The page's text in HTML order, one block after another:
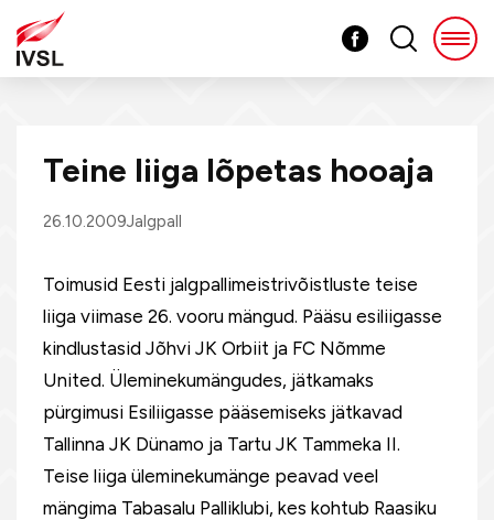
Teine liiga lõpetas hooaja
26.10.2009Jalgpall
Toimusid Eesti jalgpallimeistrivõistluste teise
liiga viimase 26. vooru mängud. Pääsu esiliigasse
kindlustasid Jõhvi JK Orbiit ja FC Nõmme
United. Üleminekumängudes, jätkamaks
pürgimusi Esiliigasse pääsemiseks jätkavad
Tallinna JK Dünamo ja Tartu JK Tammeka II.
Teise liiga üleminekumänge peavad veel
mängima Tabasalu Palliklubi, kes kohtub Raasiku